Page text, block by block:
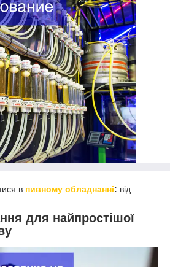
в пивному обладнанні: від
для найпростішої